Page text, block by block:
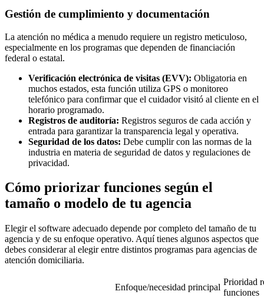
Gestión de cumplimiento y documentación
La atención no médica a menudo requiere un registro meticuloso,
especialmente en los programas que dependen de financiación
federal o estatal.
Verificación electrónica de visitas (EVV): Obligatoria en
muchos estados, esta función utiliza GPS o monitoreo
telefónico para confirmar que el cuidador visitó al cliente en el
horario programado.
Registros de auditoría: Registros seguros de cada acción y
entrada para garantizar la transparencia legal y operativa.
Seguridad de los datos: Debe cumplir con las normas de la
industria en materia de seguridad de datos y regulaciones de
privacidad.
Cómo priorizar funciones según el
tamaño o modelo de tu agencia
Elegir el software adecuado depende por completo del tamaño de tu
agencia y de su enfoque operativo. Aquí tienes algunos aspectos que
debes considerar al elegir entre distintos programas para agencias de
atención domiciliaria.
Enfoque/necesidad principal
Prioridad
funciones